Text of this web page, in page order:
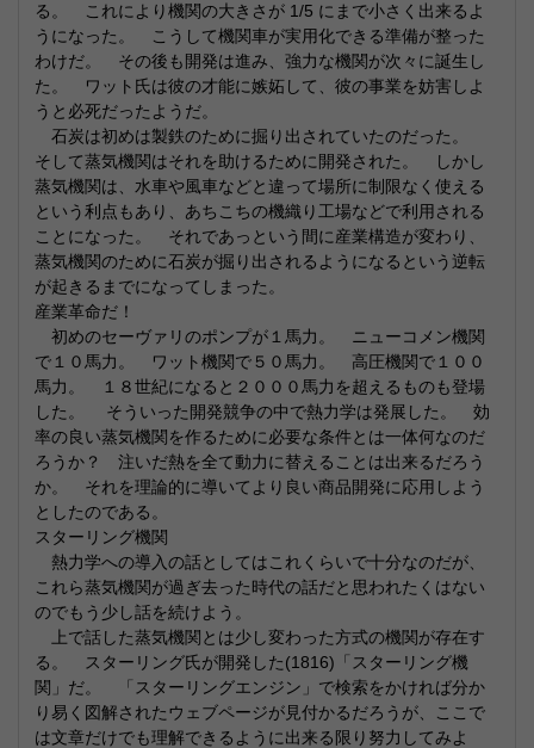
る。 これにより機関の大きさが 1/5 にまで小さく出来るよ
うになった。 こうして機関車が実用化できる準備が整った
わけだ。 その後も開発は進み、強力な機関が次々に誕生し
た。 ワット氏は彼の才能に嫉妬して、彼の事業を妨害しよ
うと必死だったようだ。
石炭は初めは製鉄のために掘り出されていたのだった。
そして蒸気機関はそれを助けるために開発された。 しかし
蒸気機関は、水車や風車などと違って場所に制限なく使える
という利点もあり、あちこちの機織り工場などで利用される
ことになった。 それであっという間に産業構造が変わり、
蒸気機関のために石炭が掘り出されるようになるという逆転
が起きるまでになってしまった。
産業革命だ！
初めのセーヴァリのポンプが１馬力。 ニューコメン機関
で１０馬力。 ワット機関で５０馬力。 高圧機関で１００
馬力。 １８世紀になると２０００馬力を超えるものも登場
した。 そういった開発競争の中で熱力学は発展した。 効
率の良い蒸気機関を作るために必要な条件とは一体何なのだ
ろうか？ 注いだ熱を全て動力に替えることは出来るだろう
か。 それを理論的に導いてより良い商品開発に応用しよう
としたのである。
スターリング機関
熱力学への導入の話としてはこれくらいで十分なのだが、
これら蒸気機関が過ぎ去った時代の話だと思われたくはない
のでもう少し話を続けよう。
上で話した蒸気機関とは少し変わった方式の機関が存在す
る。 スターリング氏が開発した(1816)「スターリング機
関」だ。 「スターリングエンジン」で検索をかければ分か
り易く図解されたウェブページが見付かるだろうが、ここで
は文章だけでも理解できるように出来る限り努力してみよ